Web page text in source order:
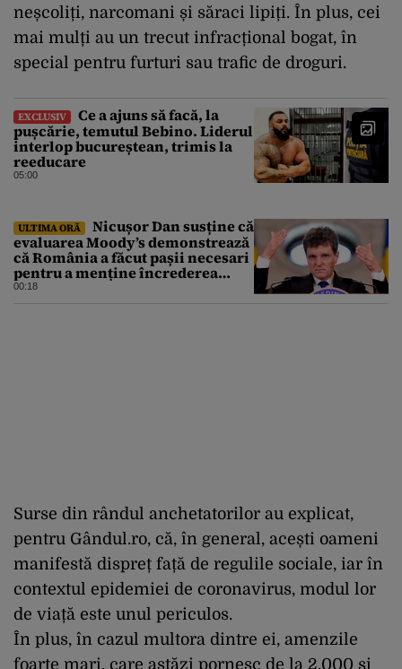
neșcoliți, narcomani și săraci lipiți. În plus, cei
mai mulți au un trecut infracțional bogat, în
special pentru furturi sau trafic de droguri.
EXCLUSIV
Ce a ajuns să facă, la
pușcărie, temutul Bebino. Liderul
interlop bucureștean, trimis la
reeducare
05:00
ULTIMA ORĂ
Nicușor Dan susține că
evaluarea Moody’s demonstrează
că România a făcut pașii necesari
pentru a menține încrederea
investitorilor: „Totuși,
00:18
Surse din rândul anchetatorilor au explicat,
pentru Gândul.ro, că, în general, acești oameni
manifestă dispreț față de regulile sociale, iar în
contextul epidemiei de coronavirus, modul lor
de viață este unul periculos.
În plus, în cazul multora dintre ei, amenzile
foarte mari, care astăzi pornesc de la 2.000 și